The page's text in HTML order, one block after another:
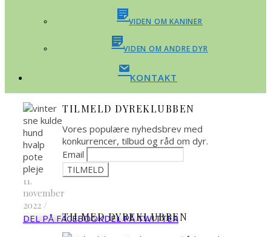
VIDEN OM KANINER
VIDEN OM ANDRE DYR
KONTAKT
11.
november
2022 /
DEL PÅ FACEBOOKDEL PÅ TWITTER
TILMELD DYREKLUBBEN
Vores populære nyhedsbrev med
konkurrencer, tilbud og råd om dyr.
Email
TILMED DYREKLUBBEN